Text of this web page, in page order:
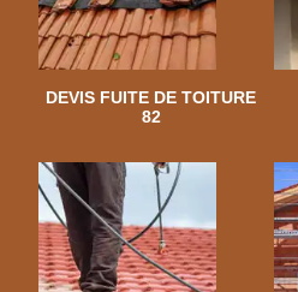
DEVIS FUITE DE TOITURE
82